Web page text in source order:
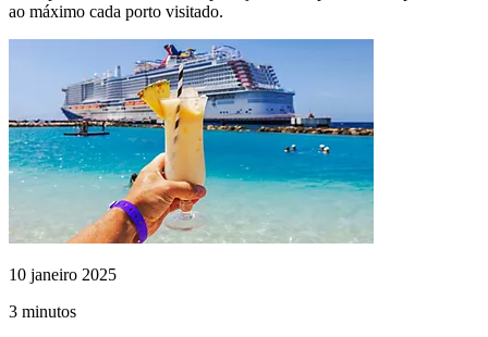
ao máximo cada porto visitado.
10 janeiro 2025
3 minutos